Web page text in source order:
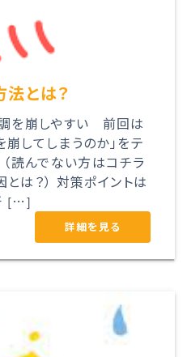
とは？
を崩しやすい 前回は
してしまうのか」をテ
読んでない方はコチラ
は？） 対策ポイントは
[…]
詳細を見る